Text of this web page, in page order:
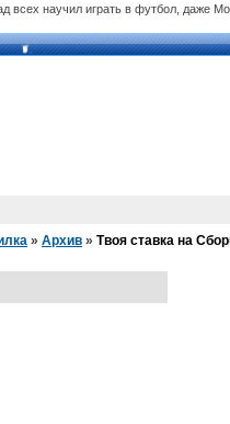
всех научил играть в футбол, даже
» Архив » Твоя ставка на